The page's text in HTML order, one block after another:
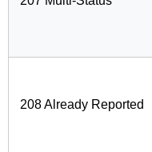
208 Already Reported